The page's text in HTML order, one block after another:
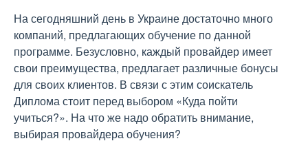
На сегодняшний день в Украине достаточно много
компаний, предлагающих обучение по данной
программе. Безусловно, каждый провайдер имеет
свои преимущества, предлагает различные бонусы
для своих клиентов. В связи с этим соискатель
Диплома стоит перед выбором «Куда пойти
учиться?». На что же надо обратить внимание,
выбирая провайдера обучения?